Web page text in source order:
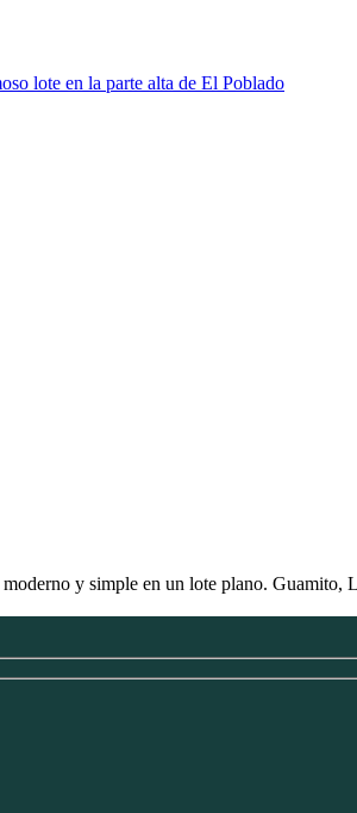
lote en la parte alta de El Poblado
y simple en un lote plano. Guamito,